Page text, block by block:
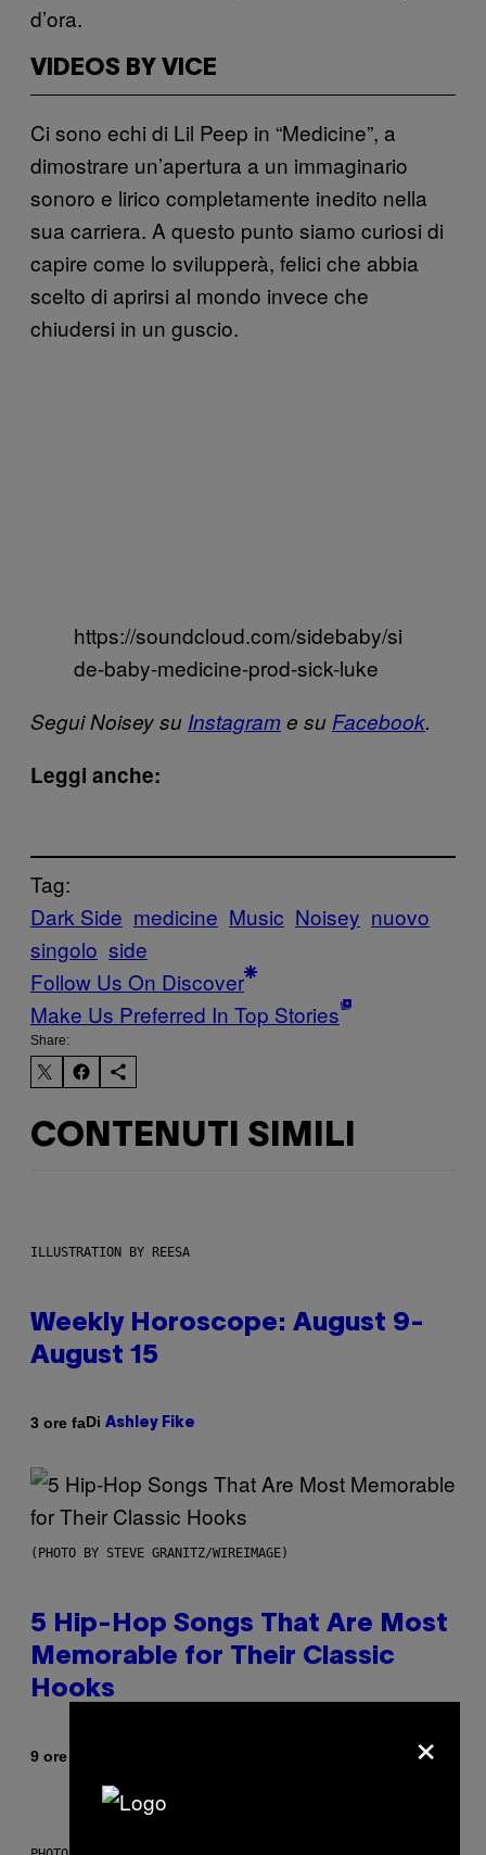
d’ora.
VIDEOS BY VICE
Ci sono echi di Lil Peep in “Medicine”, a
dimostrare un’apertura a un immaginario
sonoro e lirico completamente inedito nella
sua carriera. A questo punto siamo curiosi di
capire come lo svilupperà, felici che abbia
scelto di aprirsi al mondo invece che
chiudersi in un guscio.
https://soundcloud.com/sidebaby/si
de-baby-medicine-prod-sick-luke
Segui Noisey su Instagrame su Facebook.
Leggi anche:
Tag:
Dark Side medicine Music Noisey nuovo
singolo side
Follow Us On Discover
Make Us Preferred In Top Stories
Share:
CONTENUTI SIMILI
ILLUSTRATION BY REESA
Weekly Horoscope: August 9-
August 15
3 ore faDi Ashley Fike
(PHOTO BY STEVE GRANITZ/WIREIMAGE)
5 Hip-Hop Songs That Are Most
Memorable for Their Classic
Hooks
9 ore fa ×